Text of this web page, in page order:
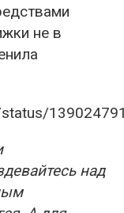
не в
над